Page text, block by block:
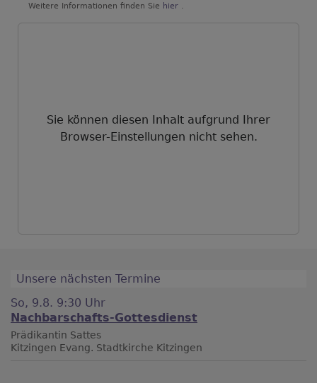
Weitere Informationen finden Sie hier .
Sie können diesen Inhalt aufgrund Ihrer
Browser-Einstellungen nicht sehen.
Unsere nächsten Termine
So, 9.8. 9:30 Uhr
Nachbarschafts-Gottesdienst
Prädikantin Sattes
Kitzingen Evang. Stadtkirche Kitzingen